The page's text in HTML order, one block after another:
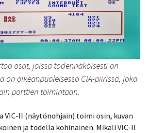
osat, joissa todennäköisesti on
on oikeanpuoleisessa CIA-piirissä, joka
porttien toimintaan.
VIC-II (näytönohjain) toimi osin, kuvan
ja todella kohinainen. Mikäli VIC-II